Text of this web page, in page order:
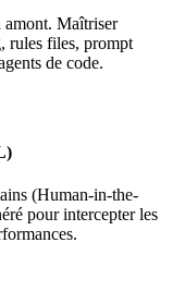
amont. Maîtriser
rules files, prompt
de code.
(Human-in-the-
pour intercepter les